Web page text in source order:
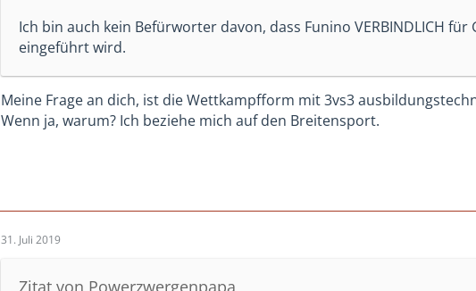
Ich bin auch kein Befürworter davon, dass Funino VERBINDLICH
eingeführt wird.
Meine Frage an dich, ist die Wettkampfform mit 3vs3
Wenn ja, warum? Ich beziehe mich auf den Breitensport.
31. Juli 2019
Zitat von Powerzwergenpapa